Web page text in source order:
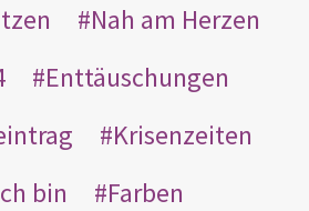
Nah am Herzen
Enttäuschungen
Krisenzeiten
bin
Farben